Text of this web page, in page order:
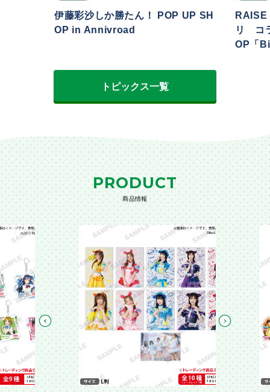
伊藤彩沙しか勝たん！ POP UP SH
OP in Annivroad
RAISE
リ コ
OP「
トピックス一覧
PRODUCT
商品情報